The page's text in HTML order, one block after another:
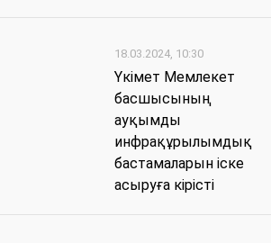
18.03.2024, 10:30
Үкімет Мемлекет
басшысының
ауқымды
инфрақұрылымдық
бастамаларын іске
асыруға кірісті